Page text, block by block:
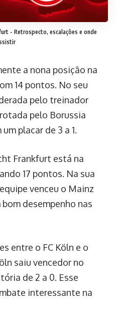
- Retrospecto, escalações e onde
a nona posição na
14 pontos. No seu
pelo treinador
pelo Borussia
placar de 3 a 1.
Frankfurt está na
17 pontos. Na sua
venceu o Mainz
desempenho nas
entre o FC Köln e o
saiu vencedor no
de 2 a 0. Esse
interessante na